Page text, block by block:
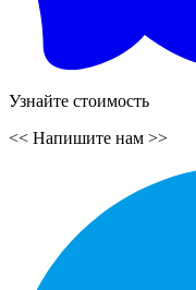
Узнайте стоимость
<< Напишите нам >>